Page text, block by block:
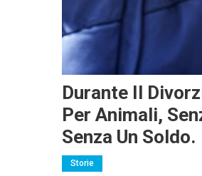
Durante Il
Per Animali,
Senza Un Soldo.
Storie